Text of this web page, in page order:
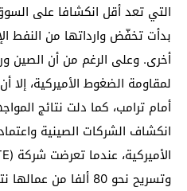
التي تعد أقل انكشافا على السوق
بدأت تخفّض وارداتها من النفط
أخرى. وعلى الرغم من أن الصين
لمقاومة الضغوط الأميركية،
أمام ترامب، كما دلت نتائج
انكشاف الشركات الصينية
وتسريح نحو 80 ألفا